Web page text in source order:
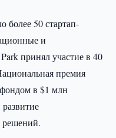
более 50 стартап-
и
принял участие в 40
премия
в $1 млн
решений.